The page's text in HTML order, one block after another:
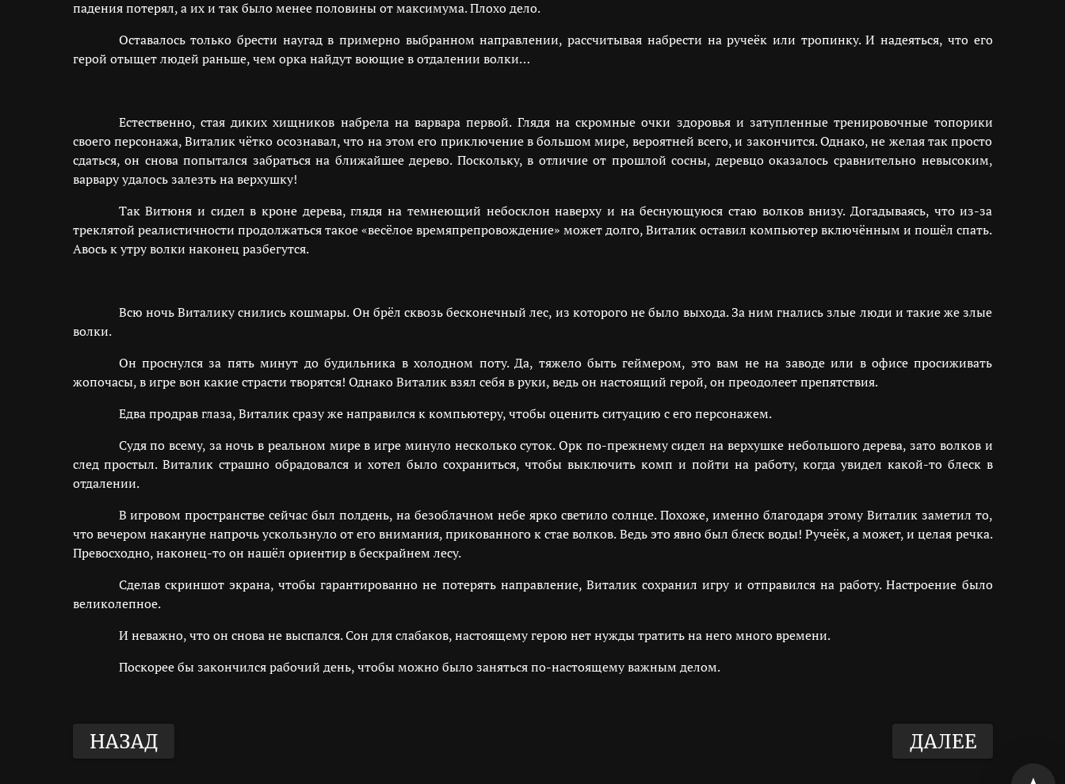
падения потерял, а их и так было менее половины от максимума. Плохо дело.
Оставалось только брести наугад в примерно выбранном направлении, рассчитывая набрести на ручеёк или тропинку. И надеяться, что его
герой отыщет людей раньше, чем орка найдут воющие в отдалении волки…
Естественно, стая диких хищников набрела на варвара первой. Глядя на скромные очки здоровья и затупленные тренировочные топорики
своего персонажа, Виталик чётко осознавал, что на этом его приключение в большом мире, вероятней всего, и закончится. Однако, не желая так просто
сдаться, он снова попытался забраться на ближайшее дерево. Поскольку, в отличие от прошлой сосны, деревцо оказалось сравнительно невысоким,
варвару удалось залезть на верхушку!
Так Витюня и сидел в кроне дерева, глядя на темнеющий небосклон наверху и на беснующуюся стаю волков внизу. Догадываясь, что из-за
треклятой реалистичности продолжаться такое «весёлое времяпрепровождение» может долго, Виталик оставил компьютер включённым и пошёл спать.
Авось к утру волки наконец разбегутся.
Всю ночь Виталику снились кошмары. Он брёл сквозь бесконечный лес, из которого не было выхода. За ним гнались злые люди и такие же злые
волки.
Он проснулся за пять минут до будильника в холодном поту. Да, тяжело быть геймером, это вам не на заводе или в офисе просиживать
жопочасы, в игре вон какие страсти творятся! Однако Виталик взял себя в руки, ведь он настоящий герой, он преодолеет препятствия.
Едва продрав глаза, Виталик сразу же направился к компьютеру, чтобы оценить ситуацию с его персонажем.
Судя по всему, за ночь в реальном мире в игре минуло несколько суток. Орк по-прежнему сидел на верхушке небольшого дерева, зато волков и
след простыл. Виталик страшно обрадовался и хотел было сохраниться, чтобы выключить комп и пойти на работу, когда увидел какой-то блеск в
отдалении.
В игровом пространстве сейчас был полдень, на безоблачном небе ярко светило солнце. Похоже, именно благодаря этому Виталик заметил то,
что вечером накануне напрочь ускользнуло от его внимания, прикованного к стае волков. Ведь это явно был блеск воды! Ручеёк, а может, и целая речка.
Превосходно, наконец-то он нашёл ориентир в бескрайнем лесу.
Сделав скриншот экрана, чтобы гарантированно не потерять направление, Виталик сохранил игру и отправился на работу. Настроение было
великолепное.
И неважно, что он снова не выспался. Сон для слабаков, настоящему герою нет нужды тратить на него много времени.
Поскорее бы закончился рабочий день, чтобы можно было заняться по-настоящему важным делом.
НАЗАД ДАЛЕЕ